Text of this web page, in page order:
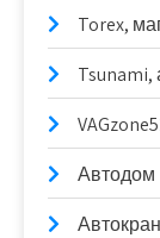
Torex,
Tsunami,
Автодом